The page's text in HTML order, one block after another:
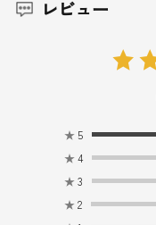
レビュー
★ 5
★ 4
★ 3
★ 2